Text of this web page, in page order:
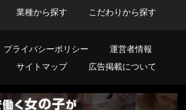
業種から探す こだわりから探す
プライバシーポリシー
運営者情報
サイトマップ 広告掲載について